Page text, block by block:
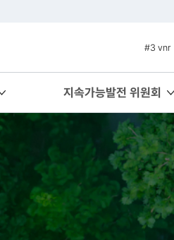
#4 관세
#6 빈곤
#7 un
#1 경제
#2 환경
지속가능발전 위원회